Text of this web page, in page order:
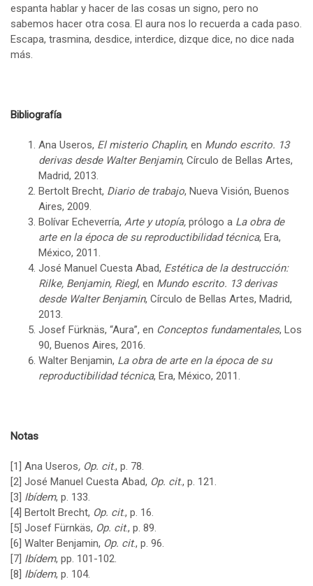
espanta hablar y hacer de las cosas un signo, pero no
sabemos hacer otra cosa. El aura nos lo recuerda a cada paso.
Escapa, trasmina, desdice, interdice, dizque dice, no dice nada
más.
Bibliografía
Ana Useros, El misterio Chaplin, en Mundo escrito. 13
derivas desde Walter Benjamin, Círculo de Bellas Artes,
Madrid, 2013.
Bertolt Brecht, Diario de trabajo, Nueva Visión, Buenos
Aires, 2009.
Bolívar Echeverría, Arte y utopía, prólogo a La obra de
arte en la época de su reproductibilidad técnica, Era,
México, 2011.
José Manuel Cuesta Abad, Estética de la destrucción:
Rilke, Benjamin, Riegl, en Mundo escrito. 13 derivas
desde Walter Benjamin, Círculo de Bellas Artes, Madrid,
2013.
Josef Fürknäs, “Aura”, en Conceptos fundamentales, Los
90, Buenos Aires, 2016.
Walter Benjamin, La obra de arte en la época de su
reproductibilidad técnica, Era, México, 2011.
Notas
[1] Ana Useros, Op. cit., p. 78.
[2] José Manuel Cuesta Abad, Op. cit., p. 121.
[3] Ibídem, p. 133.
[4] Bertolt Brecht, Op. cit., p. 16.
[5] Josef Fürnkäs, Op. cit., p. 89.
[6] Walter Benjamin, Op. cit., p. 96.
[7] Ibídem, pp. 101-102.
[8] Ibídem, p. 104.